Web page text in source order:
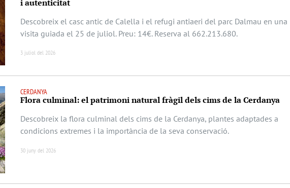
i autenticitat
Descobreix el casc antic de Calella i el refugi antiaeri del parc Dalmau en una
visita guiada el 25 de juliol. Preu: 14€. Reserva al 662.213.680.
3 juliol del 2026
CERDANYA
Flora culminal: el patrimoni natural fràgil dels cims de la Cerdanya
Descobreix la flora culminal dels cims de la Cerdanya, plantes adaptades a
condicions extremes i la importància de la seva conservació.
30 juny del 2026